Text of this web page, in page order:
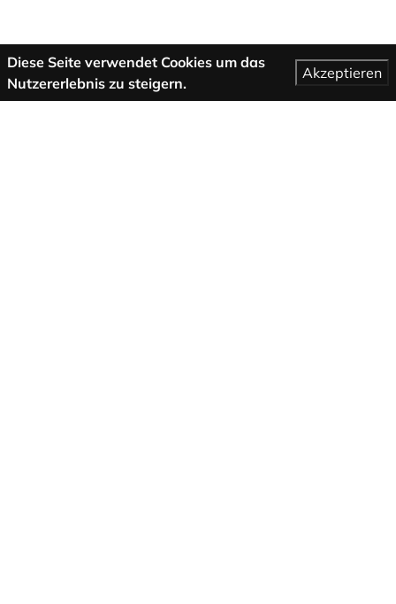
Diese Seite verwendet Cookies um das
Nutzererlebnis zu steigern.
Akzeptieren